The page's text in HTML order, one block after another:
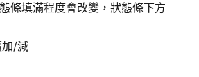
條填滿程度會改變，狀態條下方
加/減